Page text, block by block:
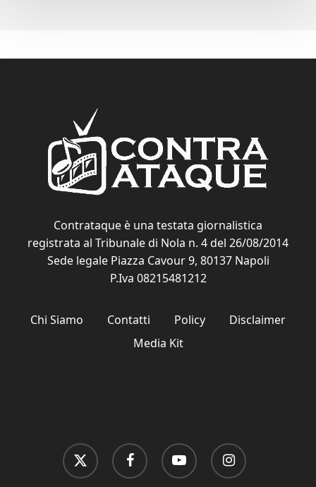
Contrataque è una testata giornalistica
registrata al Tribunale di Nola n. 4 del 26/08/2014
Sede legale Piazza Cavour 9, 80137 Napoli
P.Iva 08215481212
Chi Siamo Contatti Policy
Disclaimer
Media Kit
x-
twitter
facebook youtube instagram